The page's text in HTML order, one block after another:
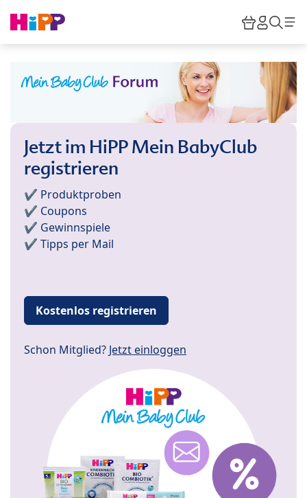
HiPP
Jetzt im HiPP Mein BabyClub
registrieren
✔️ Produktproben
✔️ Coupons
✔️ Gewinnspiele
✔️ Tipps per Mail
Kostenlos registrieren
Schon Mitglied? Jetzt einloggen